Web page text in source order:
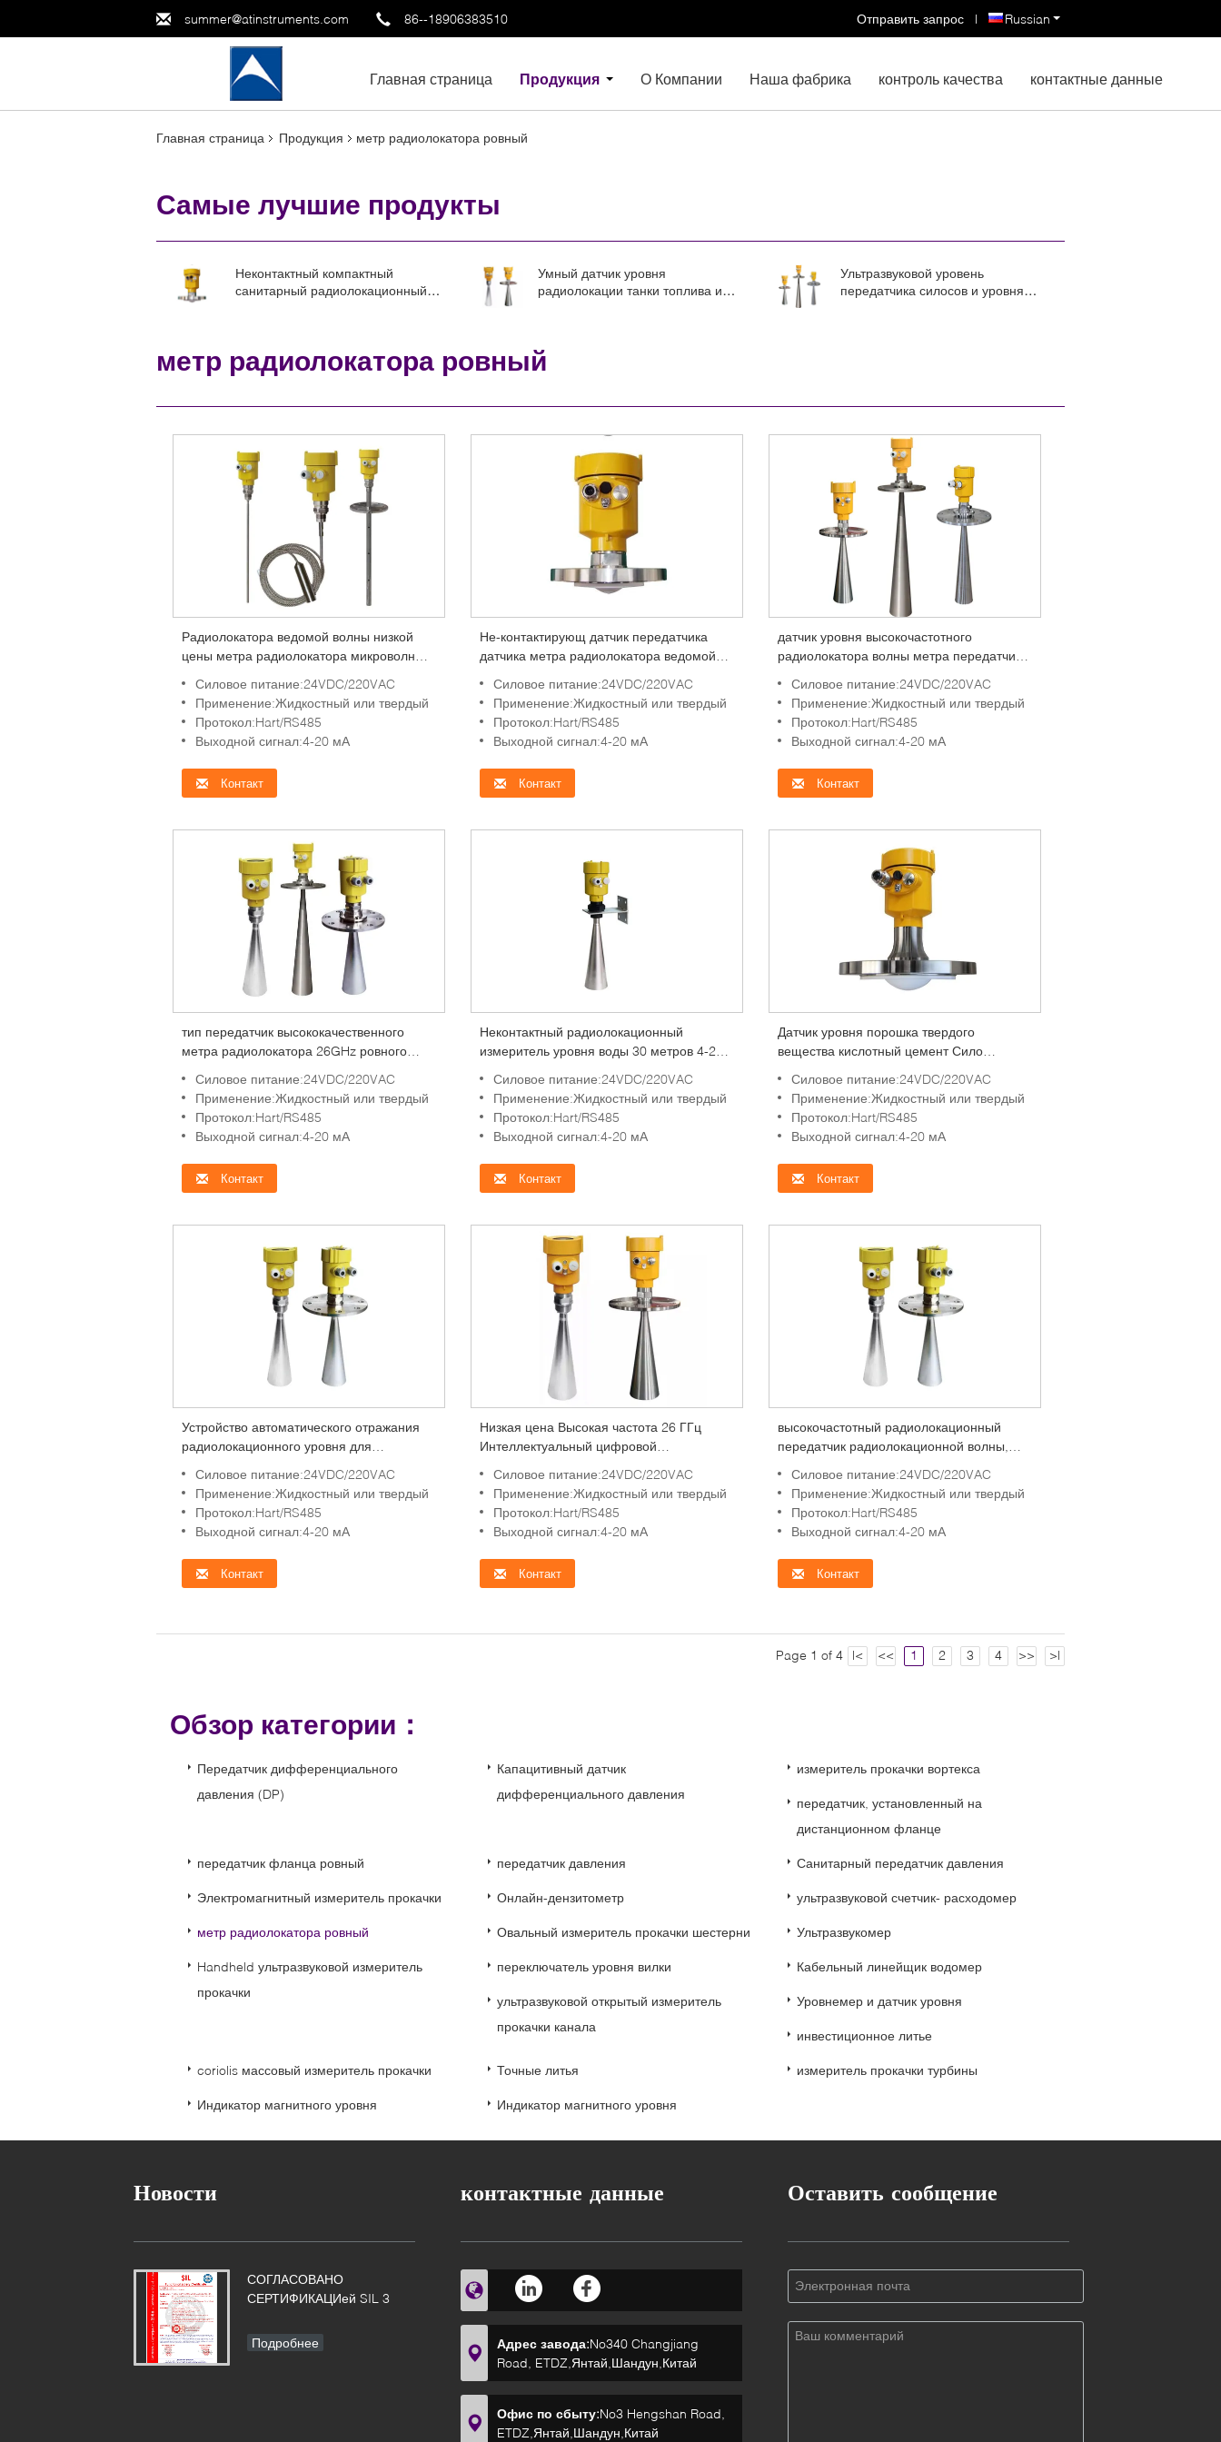
summer@atinstruments.com 86--18906383510 Russian
Отправить запрос |
Главная страница Продукция О Компании Наша фабрика контроль качества контактные данные
Главная страница Продукция метр радиолокатора ровный
Самые лучшие продукты
Неконтактный компактный
санитарный радиолокационный
Умный датчик уровня
радиолокации танки топлива и
Ультразвуковой уровень
передатчика силосов и уровня
метр радиолокатора ровный
Радиолокатора ведомой волны низкой
цены метра радиолокатора микроволны
Силовое питание:24VDC/220VAC
Применение:Жидкостный или твердый
Протокол:Hart/RS485
Выходной сигнал:4-20 мА
Контакт
Не-контактирующ датчик передатчика
датчика метра радиолокатора ведомой
дробит ящик зерна жидкостей
Силовое питание:24VDC/220VAC
Применение:Жидкостный или твердый
Протокол:Hart/RS485
Выходной сигнал:4-20 мА
Контакт
датчик уровня высокочастотного
радиолокатора волны метра передатчика
направил передатчик радиолокатора
кисловочный ровный
Силовое питание:24VDC/220VAC
Применение:Жидкостный или твердый
Протокол:Hart/RS485
Выходной сигнал:4-20 мА
Контакт
тип передатчик высококачественного
метра радиолокатора 26GHz ровного
уровня с датчиком индикатора 4-20mA
ровным
Силовое питание:24VDC/220VAC
Применение:Жидкостный или твердый
Протокол:Hart/RS485
Выходной сигнал:4-20 мА
Контакт
Неконтактный радиолокационный
измеритель уровня воды 30 метров 4-20
радиолокационный измеритель уровня
воды
Силовое питание:24VDC/220VAC
Применение:Жидкостный или твердый
Протокол:Hart/RS485
Выходной сигнал:4-20 мА
Контакт
Датчик уровня порошка твердого
вещества кислотный цемент Сило
нефтяного бака
Силовое питание:24VDC/220VAC
Применение:Жидкостный или твердый
Протокол:Hart/RS485
Выходной сигнал:4-20 мА
Контакт
Устройство автоматического отражания
радиолокационного уровня для
Силовое питание:24VDC/220VAC
Применение:Жидкостный или твердый
Протокол:Hart/RS485
Выходной сигнал:4-20 мА
Контакт
Низкая цена Высокая частота 26 ГГц
Интеллектуальный цифровой
Силовое питание:24VDC/220VAC
Применение:Жидкостный или твердый
Протокол:Hart/RS485
Выходной сигнал:4-20 мА
Контакт
высокочастотный радиолокационный
передатчик радиолокационной волны,
радиолокационный сигнал, измеритель
уровня
Силовое питание:24VDC/220VAC
Применение:Жидкостный или твердый
Протокол:Hart/RS485
Выходной сигнал:4-20 мА
Контакт
Page 1 of 4 |< << 1 2 3 4 >> >|
Обзор категории：
Передатчик дифференциального
давления (DP)
Капацитивный датчик
дифференциального давления
измеритель прокачки вортекса
передатчик, установленный на
дистанционном фланце
передатчик фланца ровный передатчик давления Санитарный передатчик давления
Электромагнитный измеритель прокачки Онлайн-дензитометр ультразвуковой счетчик- расходомер
метр радиолокатора ровный Овальный измеритель прокачки шестерни Ультразвукомер
Handheld ультразвуковой измеритель
прокачки
переключатель уровня вилки Кабельный линейщик водомер
ультразвуковой открытый измеритель
прокачки канала
Уровнемер и датчик уровня
инвестиционное литье
coriolis массовый измеритель прокачки Точные литья измеритель прокачки турбины
Индикатор магнитного уровня Индикатор магнитного уровня
Новости
СОГЛАСОВАНО
СЕРТИФИКАЦИей SIL 3
Подробнее
контактные данные
Адрес завода:No340 Changjiang
Road, ETDZ,Янтай,Шандун,Китай
Офис по сбыту:No3 Hengshan Road,
ETDZ,Янтай,Шандун,Китай
Оставить сообщение